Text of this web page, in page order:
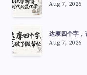
Aug 7, 2026
达摩四个字，
Aug 7, 2026